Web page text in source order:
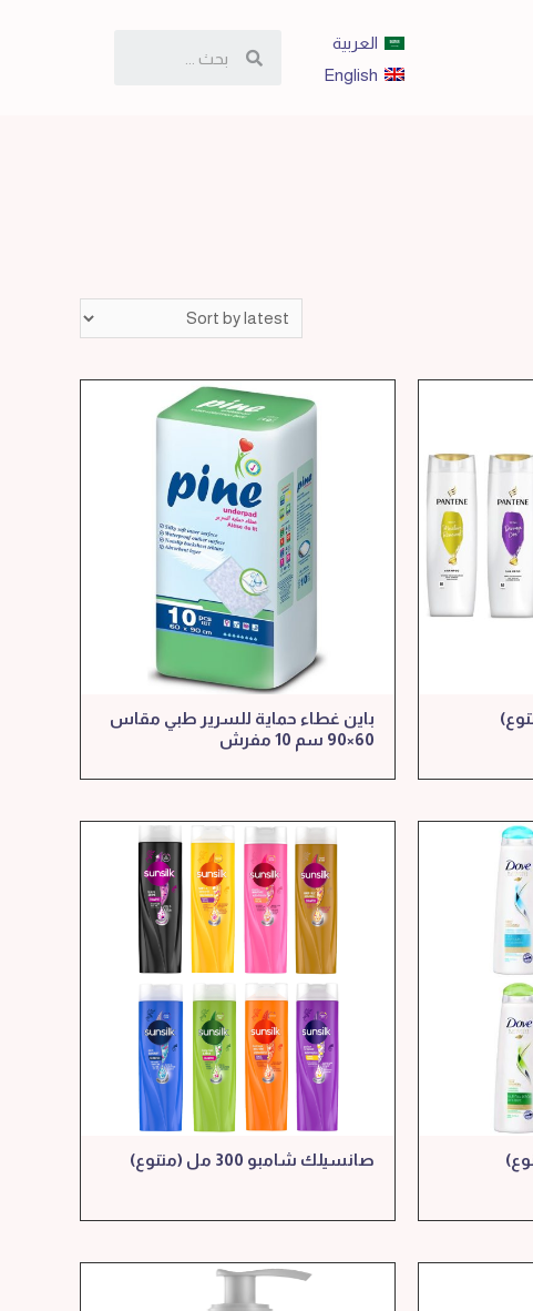
العربية
English
باين غطاء حماية للسرير طبي مقاس
60×90 سم 10 مفرش
صانسيلك شامبو 300 مل (متنوع)